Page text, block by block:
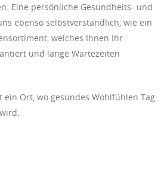
Eine persönliche Gesundheits- und
ebenso selbstverständlich, wie ein
welches Ihnen Ihr
und lange Wartezeiten
ein Ort, wo gesundes Wohlfühlen Tag